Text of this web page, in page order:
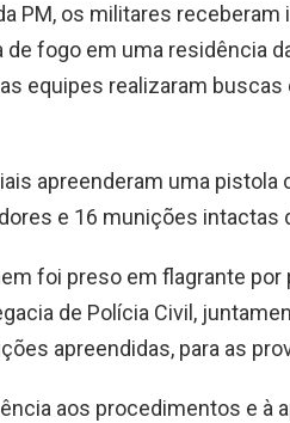
PM, os militares
fogo em uma residência
equipes realizaram
apreenderam uma
e 16 munições intactas
foi preso em flagrante por
de Polícia Civil,
apreendidas, para as
aos procedimentos e à